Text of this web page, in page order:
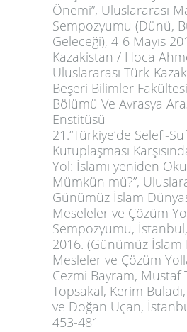
Önemi”, Uluslararası
Sempozyumu (Dünü,
Geleceği), 4-6 Mayıs
Kazakistan / Hoca
Uluslararası Türk-
Beşeri Bilimler
Bölümü Ve Avrasya
Enstitüsü
21.“Türkiye’de Selefi-
Kutuplaşması
Yol: İslamı yeniden
Mümkün mü?”,
Günümüz İslam
Meseleler ve Çözüm
Sempozyumu,
2016. (Günümüz İslam
Mesleler ve Çözüm
Cezmi Bayram, Mustaf
Topsakal, Kerim
ve Doğan Uçan,
453-481